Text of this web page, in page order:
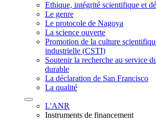
Ethique, intégrité scientifique et
Le genre
Le protocole de Nagoya
La science ouverte
Promotion de la culture
industrielle (CSTI)
Soutenir la recherche au service
durable
La déclaration de San Francisco
La qualité
L'ANR
Instruments de financement